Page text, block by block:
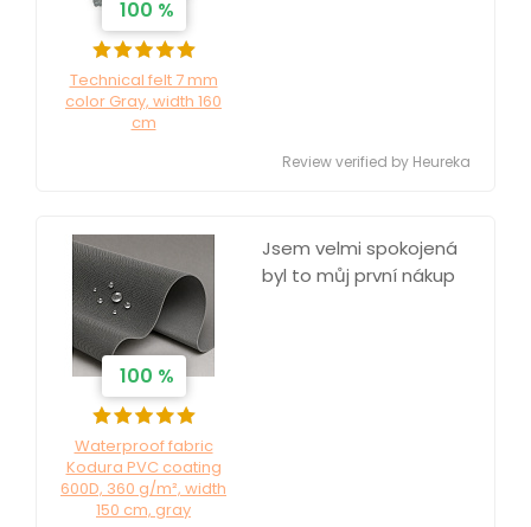
100 %
Technical felt 7 mm
color Gray, width 160
cm
Review verified by Heureka
100 %
Waterproof fabric
Kodura PVC coating
600D, 360 g/m², width
150 cm, gray
Jsem velmi spokojená
byl to můj první nákup